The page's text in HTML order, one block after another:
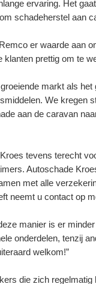
ervaring. Het
schadeherstel aan
er waarde aan
klanten prettig om te
markt als
We kregen
aan de caravan
tevens terecht
Autoschade
met alle
neemt u contact op
manier is er
onderdelen, tenzij
welkom!”
die zich